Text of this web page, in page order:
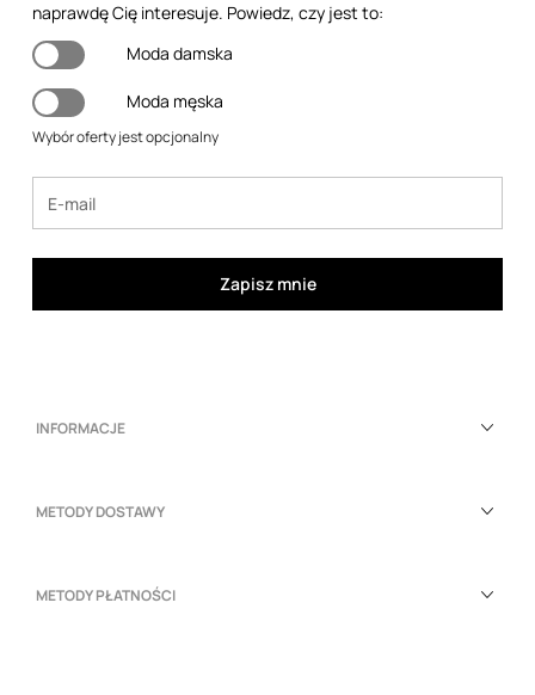
naprawdę Cię interesuje. Powiedz, czy jest to:
Moda damska
Moda męska
Wybór oferty jest opcjonalny
Zapisz mnie
INFORMACJE
METODY DOSTAWY
METODY PŁATNOŚCI